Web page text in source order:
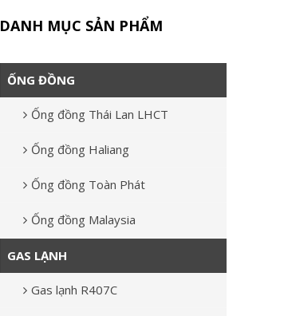
DANH MỤC SẢN PHẨM
ỐNG ĐỒNG
Ống đồng Thái Lan LHCT
Ống đồng Haliang
Ống đồng Toàn Phát
Ống đồng Malaysia
GAS LẠNH
Gas lạnh R407C